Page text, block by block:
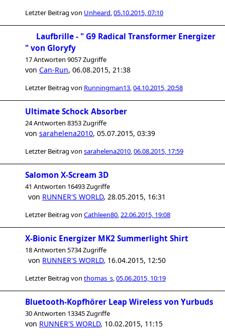
Letzter Beitrag von Unheard,05.10.2015, 07:10
Laufbrille - " G9 Radical Transformer Energizer
" von Gloryfy
17 Antworten 9057 Zugriffe
von Can-Run, 06.08.2015, 21:38
Letzter Beitrag von Runningman13,04.10.2015, 20:58
Ultimate Schock Absorber
24 Antworten 8353 Zugriffe
von sarahelena2010, 05.07.2015, 03:39
Letzter Beitrag von sarahelena2010,06.08.2015, 17:59
Salomon X-Scream 3D
41 Antworten 16493 Zugriffe
von RUNNER'S WORLD, 28.05.2015, 16:31
Letzter Beitrag von Cathleen80,22.06.2015, 19:08
X-Bionic Energizer MK2 Summerlight Shirt
18 Antworten 5734 Zugriffe
von RUNNER'S WORLD, 16.04.2015, 12:50
Letzter Beitrag von thomas_s,05.06.2015, 10:19
Bluetooth-Kopfhörer Leap Wireless von Yurbuds
30 Antworten 13345 Zugriffe
von RUNNER'S WORLD, 10.02.2015, 11:15